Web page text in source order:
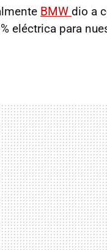
BMW dio a
eléctrica para